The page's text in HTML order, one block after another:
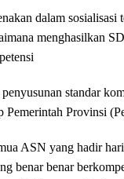
dalam sosialisasi
menghasilkan
standar
Provinsi
ASN yang hadir
benar benar